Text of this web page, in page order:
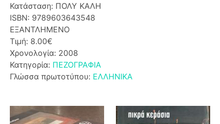
Κατάσταση: ΠΟΛΥ ΚΑΛΗ
ISBN: 9789603643548
ΕΞΑΝΤΛΗΜΕΝΟ
Τιμή: 8.00€
Χρονολογία: 2008
Κατηγορία: ΠΕΖΟΓΡΑΦΙΑ
Γλώσσα πρωτοτύπου: ΕΛΛΗΝΙΚΑ